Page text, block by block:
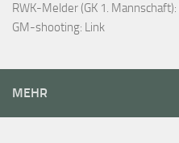
RWK-Melder (GK 1. Mannschaft):
GM-shooting: Link
MEHR